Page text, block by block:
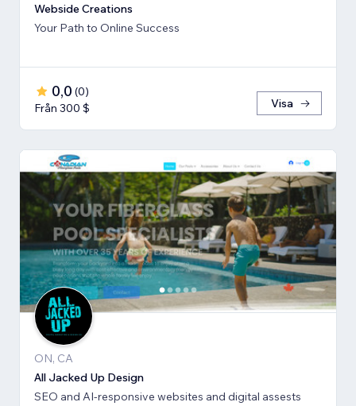
Webside Creations
Your Path to Online Success
0,0 (0)
Från 300 $
Visa
ON, CA
All Jacked Up Design
SEO and AI-responsive websites and digital assests